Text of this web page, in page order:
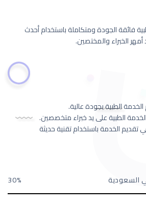
فائقة الجودة ومتكاملة باستخدام أحدث
أمهر الخبراء والمختصين.
الطبية بجودة عالية.
الطبية على يد خبراء متخصصين.
تقديم الخدمة باستخدام تقنية حديثة
السعودية 30